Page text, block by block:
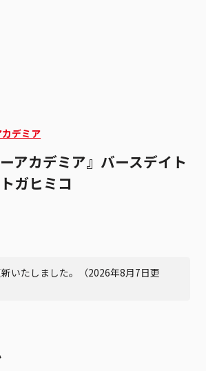
デミア
アカデミア』バースデイト
ガヒミコ
いたしました。（2026年8月7日更